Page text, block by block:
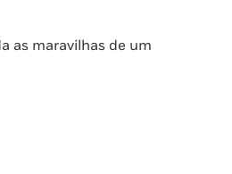
as maravilhas de um